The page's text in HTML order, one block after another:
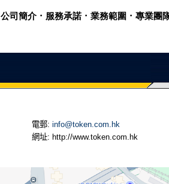
公司簡介． 服務承諾． 業務範圍 ． 專業團
電郵:info@token.com.hk
網址: http://www.token.com.hk